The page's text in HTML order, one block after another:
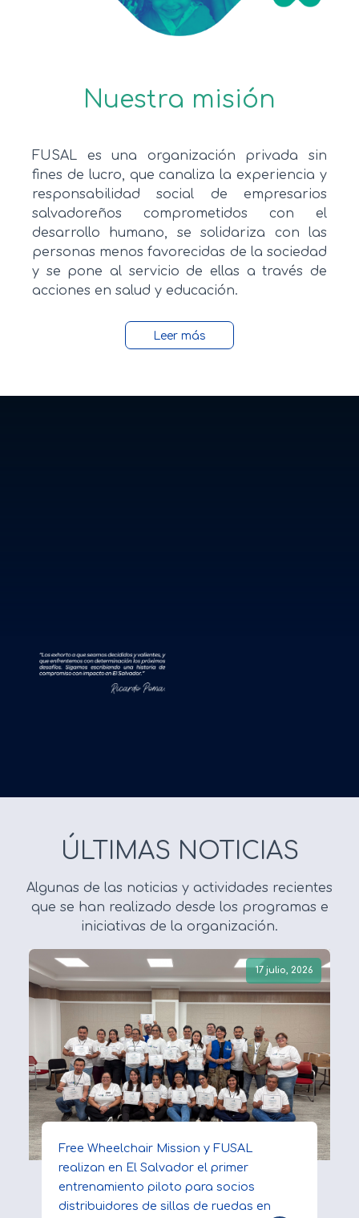
Nuestra misión
FUSAL es una organización privada sin
fines de lucro, que canaliza la experiencia y
responsabilidad social de empresarios
salvadoreños comprometidos con el
desarrollo humano, se solidariza con las
personas menos favorecidas de la sociedad
y se pone al servicio de ellas a través de
acciones en salud y educación.
Leer más
ÚLTIMAS NOTICIAS
Algunas de las noticias y actividades recientes
que se han realizado desde los programas e
iniciativas de la organización.
17 julio, 2026
Free Wheelchair Mission y FUSAL
realizan en El Salvador el primer
entrenamiento piloto para socios
distribuidores de sillas de ruedas en